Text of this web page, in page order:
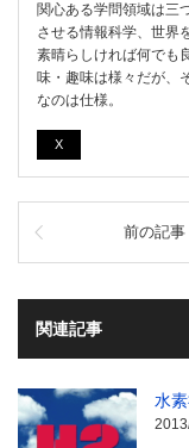
関心ある学問領域は三
させる情報科学、世界
素晴らしければ何でも
味・趣味は様々だが、
なのは仕様。
X
前の記事
関連記事
水